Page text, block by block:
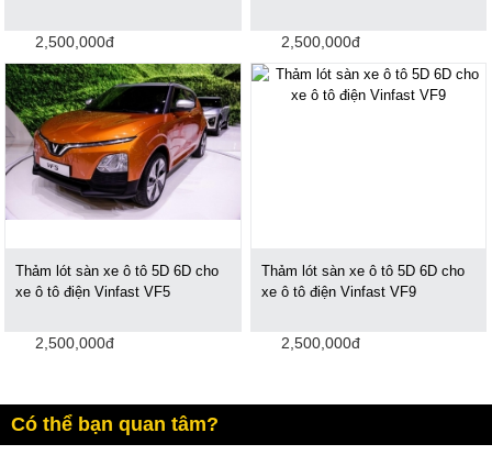
2,500,000đ 2,500,000đ
Thảm lót sàn xe ô tô 5D 6D cho
xe ô tô điện Vinfast VF5
2,500,000đ
Thảm lót sàn xe ô tô 5D 6D cho
xe ô tô điện Vinfast VF9
2,500,000đ
Có thể bạn quan tâm?